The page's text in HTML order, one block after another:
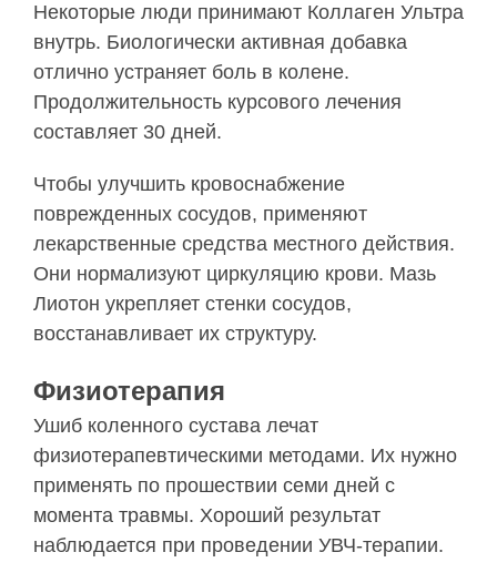
Некоторые люди принимают Коллаген Ультра
внутрь. Биологически активная добавка
отлично устраняет боль в колене.
Продолжительность курсового лечения
составляет 30 дней.
Чтобы улучшить кровоснабжение
поврежденных сосудов, применяют
лекарственные средства местного действия.
Они нормализуют циркуляцию крови. Мазь
Лиотон укрепляет стенки сосудов,
восстанавливает их структуру.
Физиотерапия
Ушиб коленного сустава лечат
физиотерапевтическими методами. Их нужно
применять по прошествии семи дней с
момента травмы. Хороший результат
наблюдается при проведении УВЧ-терапии.